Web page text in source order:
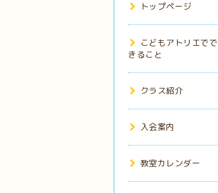
トップページ
こどもアトリエでで
きること
クラス紹介
入会案内
教室カレンダー